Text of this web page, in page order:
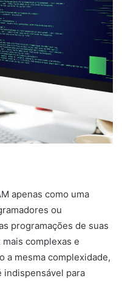
apenas como uma
ou
programações de suas
complexas e
a mesma complexidade,
indispensável para